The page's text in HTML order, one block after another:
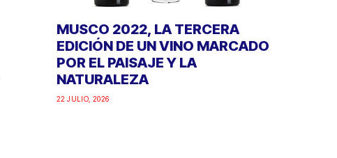
MUSCO 2022, LA TERCERA
EDICIÓN DE UN VINO MARCADO
POR EL PAISAJE Y LA
NATURALEZA
22 JULIO, 2026